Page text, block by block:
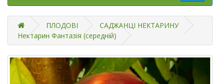
ПЛОДОВІ
САДЖАНЦІ НЕКТАРИНУ
Нектарин Фантазія (середній)